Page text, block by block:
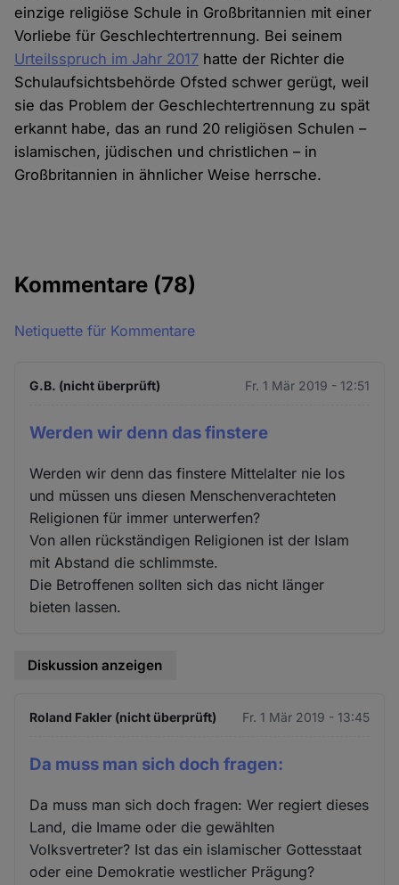
einzige religiöse Schule in Großbritannien mit einer
Vorliebe für Geschlechtertrennung. Bei seinem
Urteilsspruch im Jahr 2017 hatte der Richter die
Schulaufsichtsbehörde Ofsted schwer gerügt, weil
sie das Problem der Geschlechtertrennung zu spät
erkannt habe, das an rund 20 religiösen Schulen –
islamischen, jüdischen und christlichen – in
Großbritannien in ähnlicher Weise herrsche.
Kommentare (78)
Netiquette für Kommentare
G.B. (nicht überprüft) Fr. 1 Mär 2019 - 12:51
Werden wir denn das finstere
Werden wir denn das finstere Mittelalter nie los
und müssen uns diesen Menschenverachteten
Religionen für immer unterwerfen?
Von allen rückständigen Religionen ist der Islam
mit Abstand die schlimmste.
Die Betroffenen sollten sich das nicht länger
bieten lassen.
Diskussion anzeigen
Roland Fakler (nicht überprüft) Fr. 1 Mär 2019 - 13:45
Da muss man sich doch fragen:
Da muss man sich doch fragen: Wer regiert dieses
Land, die Imame oder die gewählten
Volksvertreter? Ist das ein islamischer Gottesstaat
oder eine Demokratie westlicher Prägung?